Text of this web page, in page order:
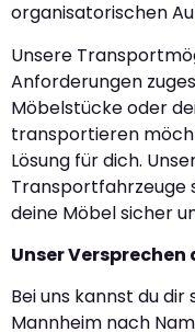
organisatorischen
Unsere
Anforderungen
Möbelstücke oder
transportieren
Lösung für dich.
Transportfahrzeuge
deine Möbel sicher
Unser Versprechen
Bei uns kannst du dir
Mannheim nach